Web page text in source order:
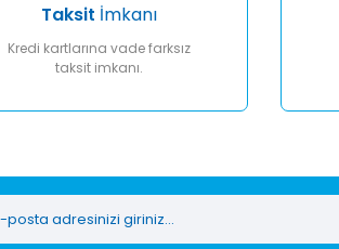
Taksit İmkanı
Kredi kartlarına vade farksız
taksit imkanı.